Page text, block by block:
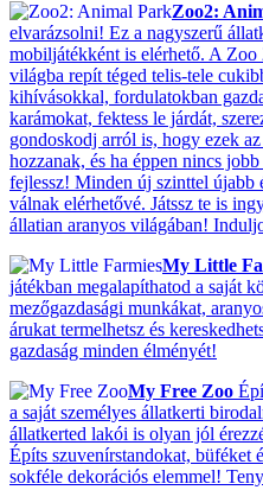
Zoo2:
elvarázsolni! Ez a nagyszerű
mobiljátékként is elérhető. A
világba repít téged telis-tele
kihívásokkal, fordulatokban
karámokat, fektess le járdát,
gondoskodj arról is, hogy ezek
hozzanak, és ha éppen nincs
fejlessz! Minden új szinttel újabb
válnak elérhetővé. Játssz te is
állatian aranyos világában!
My Little
játékban megalapíthatod a saját
mezőgazdasági munkákat,
árukat termelhetsz és
gazdaság minden élményét!
My Free Zoo
a saját személyes állatkerti
állatkerted lakói is olyan jól
Építs szuvenírstandokat, büféket
sokféle dekorációs elemmel!